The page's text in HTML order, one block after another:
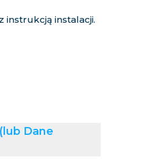
instrukcją instalacji.
Dane